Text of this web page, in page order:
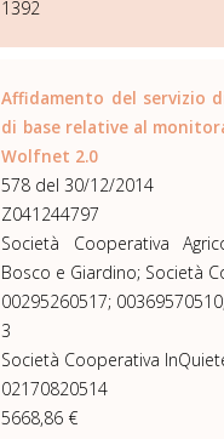
1392
Affidamento del servizio
di base relative al
Wolfnet 2.0
578 del 30/12/2014
Z041244797
Società Cooperativa
Bosco e Giardino; Società
00295260517;
3
Società Cooperativa
02170820514
5668,86 €